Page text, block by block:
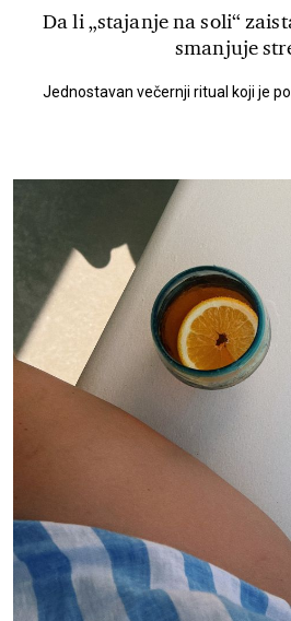
Da li „stajanje na soli“
smanjuje
Jednostavan večernji ritual koji je